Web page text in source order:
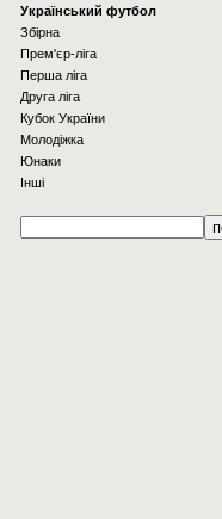
Українcький футбол
Збірна
Прем'єр-ліга
Перша ліга
Друга ліга
Кубок України
Молодіжка
Юнаки
Інші